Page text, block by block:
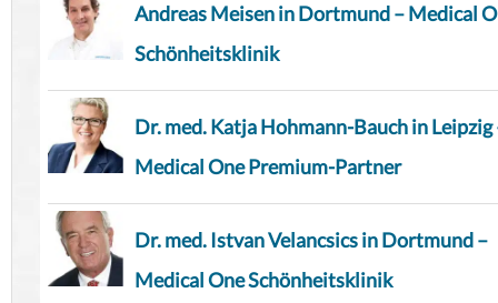
Andreas Meisen in Dortmund – Medical
Schönheitsklinik
Dr. med. Katja Hohmann-Bauch in Leipzig
Medical One Premium-Partner
Dr. med. Istvan Velancsics in Dortmund –
Medical One Schönheitsklinik